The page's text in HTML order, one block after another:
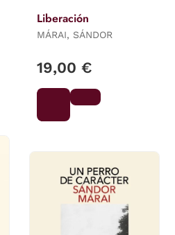
Liberación
MÁRAI, SÁNDOR
19,00 €